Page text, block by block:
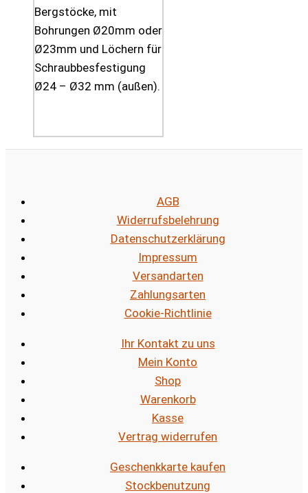
Bergstöcke, mit
Bohrungen Ø20mm oder
Ø23mm und Löchern für
Schraubbesfestigung
Ø24 – Ø32 mm (außen).
AGB
Widerrufsbelehrung
Datenschutzerklärung
Impressum
Versandarten
Zahlungsarten
Cookie-Richtlinie
Ihr Kontakt zu uns
Mein Konto
Shop
Warenkorb
Kasse
Vertrag widerrufen
Geschenkkarte kaufen
Stockbenutzung